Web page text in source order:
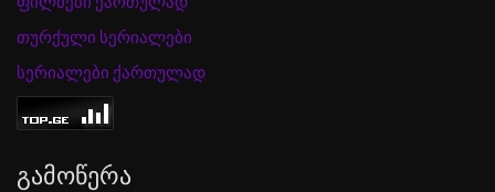
თურქული სერიალები
სერიალები ქართულად
Გამოწერა